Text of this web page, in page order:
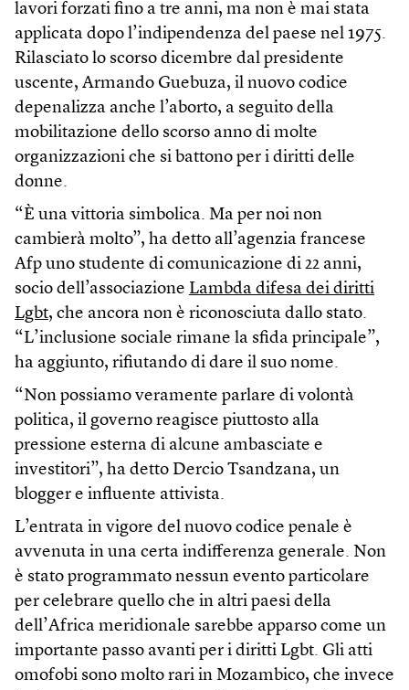
lavori forzati fino a tre anni, ma non è mai stata
applicata dopo l’indipendenza del paese nel 1975.
Rilasciato lo scorso dicembre dal presidente
uscente, Armando Guebuza, il nuovo codice
depenalizza anche l’aborto, a seguito della
mobilitazione dello scorso anno di molte
organizzazioni che si battono per i diritti delle
donne.
“È una vittoria simbolica. Ma per noi non
cambierà molto”, ha detto all’agenzia francese
Afp uno studente di comunicazione di 22 anni,
socio dell’associazione Lambda difesa dei diritti
Lgbt, che ancora non è riconosciuta dallo stato.
“L’inclusione sociale rimane la sfida principale”,
ha aggiunto, rifiutando di dare il suo nome.
“Non possiamo veramente parlare di volontà
politica, il governo reagisce piuttosto alla
pressione esterna di alcune ambasciate e
investitori”, ha detto Dercio Tsandzana, un
blogger e influente attivista.
L’entrata in vigore del nuovo codice penale è
avvenuta in una certa indifferenza generale. Non
è stato programmato nessun evento particolare
per celebrare quello che in altri paesi della
dell’Africa meridionale sarebbe apparso come un
importante passo avanti per i diritti Lgbt. Gli atti
omofobi sono molto rari in Mozambico, che invece